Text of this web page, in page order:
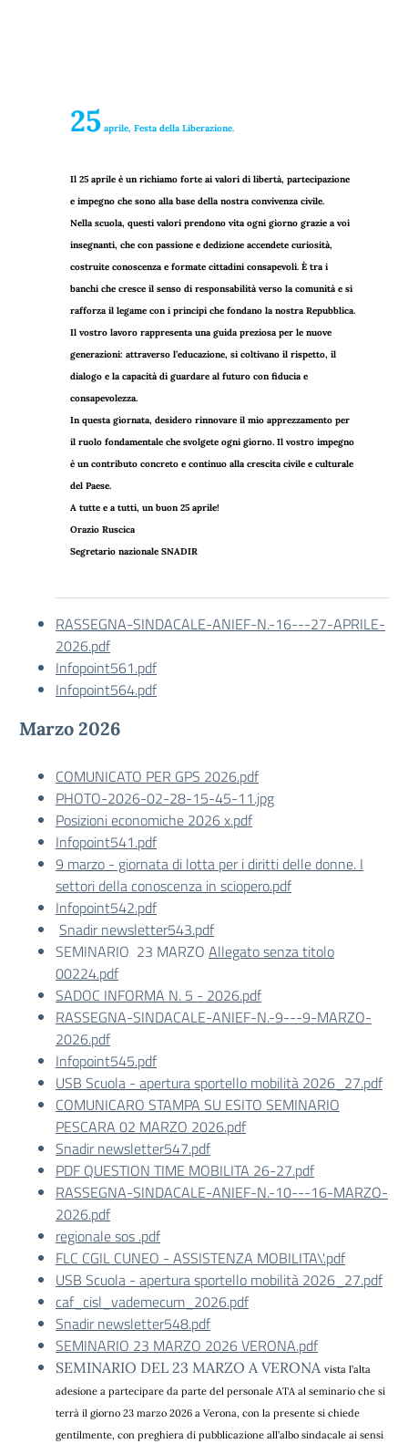
25 aprile, Festa della Liberazione.
Il 25 aprile è un richiamo forte ai valori di libertà, partecipazione
e impegno che sono alla base della nostra convivenza civile.
Nella scuola, questi valori prendono vita ogni giorno grazie a voi
insegnanti, che con passione e dedizione accendete curiosità,
costruite conoscenza e formate cittadini consapevoli. È tra i
banchi che cresce il senso di responsabilità verso la comunità e si
rafforza il legame con i principi che fondano la nostra Repubblica.
Il vostro lavoro rappresenta una guida preziosa per le nuove
generazioni: attraverso l’educazione, si coltivano il rispetto, il
dialogo e la capacità di guardare al futuro con fiducia e
consapevolezza.
In questa giornata, desidero rinnovare il mio apprezzamento per
il ruolo fondamentale che svolgete ogni giorno. Il vostro impegno
è un contributo concreto e continuo alla crescita civile e culturale
del Paese.
A tutte e a tutti, un buon 25 aprile!
Orazio Ruscica
Segretario nazionale SNADIR
RASSEGNA-SINDACALE-ANIEF-N.-16---27-APRILE-
2026.pdf
Infopoint561.pdf
Infopoint564.pdf
Marzo 2026
COMUNICATO PER GPS 2026.pdf
PHOTO-2026-02-28-15-45-11.jpg
Posizioni economiche 2026 x.pdf
Infopoint541.pdf
9 marzo - giornata di lotta per i diritti delle donne. I
settori della conoscenza in sciopero.pdf
Infopoint542.pdf
Snadir newsletter543.pdf
SEMINARIO 23 MARZO Allegato senza titolo
00224.pdf
SADOC INFORMA N. 5 - 2026.pdf
RASSEGNA-SINDACALE-ANIEF-N.-9---9-MARZO-
2026.pdf
Infopoint545.pdf
USB Scuola - apertura sportello mobilità 2026_27.pdf
COMUNICARO STAMPA SU ESITO SEMINARIO
PESCARA 02 MARZO 2026.pdf
Snadir newsletter547.pdf
PDF QUESTION TIME MOBILITA 26-27.pdf
RASSEGNA-SINDACALE-ANIEF-N.-10---16-MARZO-
2026.pdf
regionale sos .pdf
FLC CGIL CUNEO - ASSISTENZA MOBILITA\'.pdf
USB Scuola - apertura sportello mobilità 2026_27.pdf
caf_cisl_vademecum_2026.pdf
Snadir newsletter548.pdf
SEMINARIO 23 MARZO 2026 VERONA.pdf
SEMINARIO DEL 23 MARZO A VERONA vista l’alta
adesione a partecipare da parte del personale ATA al seminario che si
terrà il giorno 23 marzo 2026 a Verona, con la presente si chiede
gentilmente, con preghiera di pubblicazione all’albo sindacale ai sensi